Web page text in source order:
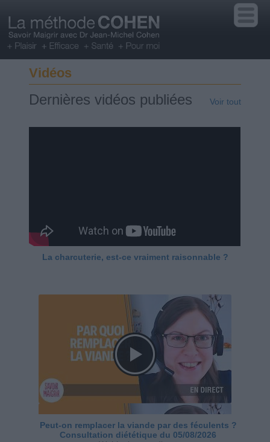
Vidéos
Dernières vidéos publiées Voir tout
La charcuterie, est-ce vraiment raisonnable ?
Peut-on remplacer la viande par des féculents ?
Consultation diététique du 05/08/2026